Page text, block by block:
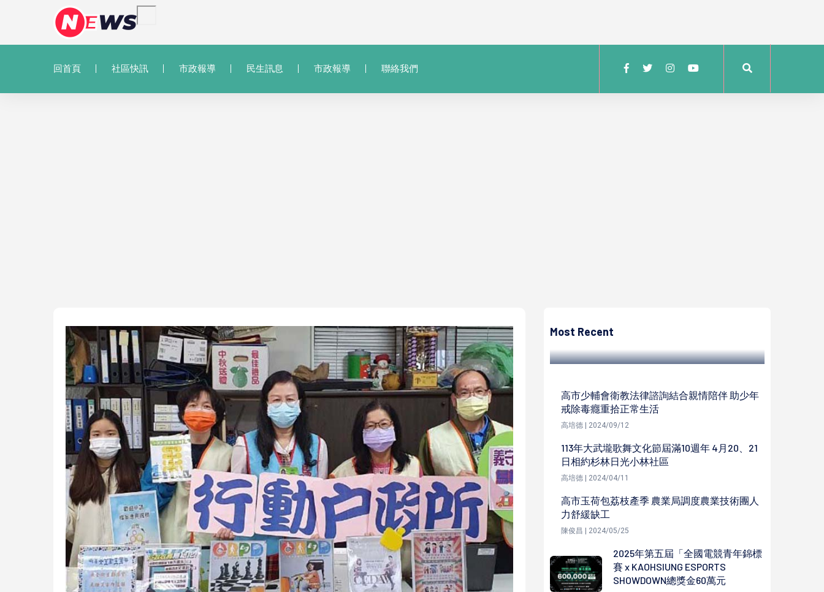
回首頁 社區快訊 市政報導 民生訊息 市政報導 聯絡我們
Most Recent
星 海保署：適時會同主管機關伸援
高市少輔會衛教法律諮詢結合親情陪伴 助少年
戒除毒癮重拾正常生活
高培德 | 2024/09/12
113年大武壠歌舞文化節屆滿10週年 4月20、21
日相約杉林日光小林社區
高培德 | 2024/04/11
高市玉荷包荔枝產季 農業局調度農業技術團人
力舒緩缺工
陳俊昌 | 2024/05/25
2025年第五屆「全國電競青年錦標
賽 x KAOHSIUNG ESPORTS
SHOWDOWN總獎金60萬元